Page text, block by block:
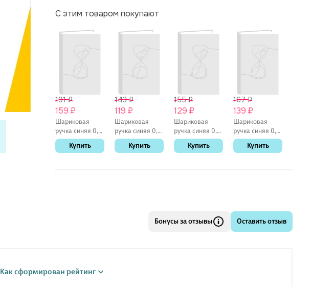
заметок, и для конспектов, и для заполнения документов.
Schiller — это фирменный бренд Читай-города, который
С этим товаром покупают
191 ₽
159 ₽
Шариковая
ручка синяя 0,7
мм, BPS-GP-F L,
Pilot
Купить
143 ₽
119 ₽
Шариковая
ручка синяя 0,7
мм, Eclipse,
SchillerКупить
155 ₽
129 ₽
Шариковая
ручка синяя 0,5
мм, MC Gold,
MunHwa
Купить
167 ₽
139 ₽
Шариковая
ручка синяя 0,7
мм, Laconic,
SchillerКупить
Бонусы за отзывы Оставить отзыв
Как сформирован рейтинг